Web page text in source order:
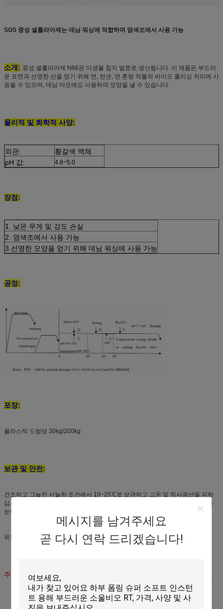
메시지를 남겨주세요
곧 다시 연락 드리겠습니다!
SGS 중성 셀룰라아제는 데님 워싱에 적합하며 염색조에서 사용 가능
소개: 중성 셀룰라아제 N66은 미생물 침지 발효로 생산됩니다. 이 제품은 부드러
운 표면과 선명한 선을 얻기 위해 면, 린넨, 면 혼방 직물의 바이오 폴리싱 처리에 사
용될 수 있으며, 데님 마모에도 사용하여 모양을 낼 수 있습니다.
물리적 및 화학적 사양:
외관:
황갈색 액체
pH 값:
4.8~5.0
장점:
1. 낮은 무게 및 강도 손실
2. 염색조에서 사용 가능
3. 선명한 모양을 얻기 위해 데님 워싱에 사용 가능
공정:
포장:
플라스틱 드럼당 30kg/200kg
보관 및 안전:
건조하고 그늘진 서늘한 조건에서 10~25℃로 보관하고 고온 및 직사광선을 피하
십시오. 오염을 방지하기 위해 재료를 얻은 후 용기를 닫으십시오. 효소가 피부나
눈에 닿으면 즉시 최소 15분 동안 물로 씻어내십시오.
유통 기한: 6개월
주의: 다른 보조제 및 공정과의 호환성은 적용 전에 확인해야 합니다.